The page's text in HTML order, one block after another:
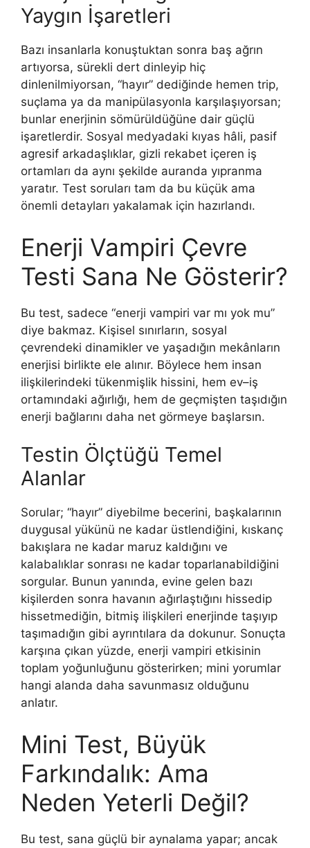
Yaygın İşaretleri
Bazı insanlarla konuştuktan sonra baş ağrın
artıyorsa, sürekli dert dinleyip hiç
dinlenilmiyorsan, “hayır” dediğinde hemen trip,
suçlama ya da manipülasyonla karşılaşıyorsan;
bunlar enerjinin sömürüldüğüne dair güçlü
işaretlerdir. Sosyal medyadaki kıyas hâli, pasif
agresif arkadaşlıklar, gizli rekabet içeren iş
ortamları da aynı şekilde auranda yıpranma
yaratır. Test soruları tam da bu küçük ama
önemli detayları yakalamak için hazırlandı.
Enerji Vampiri Çevre
Testi Sana Ne Gösterir?
Bu test, sadece “enerji vampiri var mı yok mu”
diye bakmaz. Kişisel sınırların, sosyal
çevrendeki dinamikler ve yaşadığın mekânların
enerjisi birlikte ele alınır. Böylece hem insan
ilişkilerindeki tükenmişlik hissini, hem ev–iş
ortamındaki ağırlığı, hem de geçmişten taşıdığın
enerji bağlarını daha net görmeye başlarsın.
Testin Ölçtüğü Temel
Alanlar
Sorular; “hayır” diyebilme becerini, başkalarının
duygusal yükünü ne kadar üstlendiğini, kıskanç
bakışlara ne kadar maruz kaldığını ve
kalabalıklar sonrası ne kadar toparlanabildiğini
sorgular. Bunun yanında, evine gelen bazı
kişilerden sonra havanın ağırlaştığını hissedip
hissetmediğin, bitmiş ilişkileri enerjinde taşıyıp
taşımadığın gibi ayrıntılara da dokunur. Sonuçta
karşına çıkan yüzde, enerji vampiri etkisinin
toplam yoğunluğunu gösterirken; mini yorumlar
hangi alanda daha savunmasız olduğunu
anlatır.
Mini Test, Büyük
Farkındalık: Ama
Neden Yeterli Değil?
Bu test, sana güçlü bir aynalama yapar; ancak